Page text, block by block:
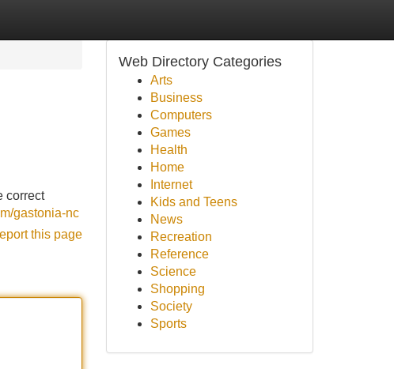
correct
gastonia-nc
this page
Web Directory Categories
Arts
Business
Computers
Games
Health
Home
Internet
Kids and Teens
News
Recreation
Reference
Science
Shopping
Society
Sports